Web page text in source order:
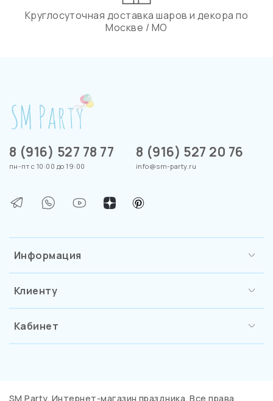
Круглосуточная доставка шаров и декора по
Москве / МО
Информация
Клиенту
Кабинет
8 (916) 527 78 77
пн-пт с 10:00 до 19:00
8 (916) 527 20 76
info@sm-party.ru
SM Party. Интернет-магазин праздника. Все права